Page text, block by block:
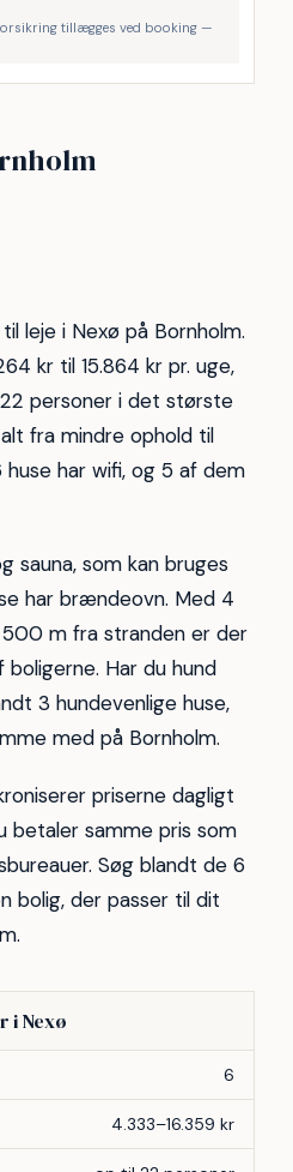
tillægges ved booking —
18
Dueodde Strand
leje i Nexø på Bornholm.
kr til 15.864 kr pr. uge,
personer i det største
fra mindre ophold til
huse har wifi, og 5 af dem
sauna, som kan bruges
har brændeovn. Med 4
m fra stranden er der
Har du hund
3 hundevenlige huse,
med på Bornholm.
priserne dagligt
betaler samme pris som
Søg blandt de 6
bolig, der passer til dit
i Nexø
6
4.333–16.359 kr